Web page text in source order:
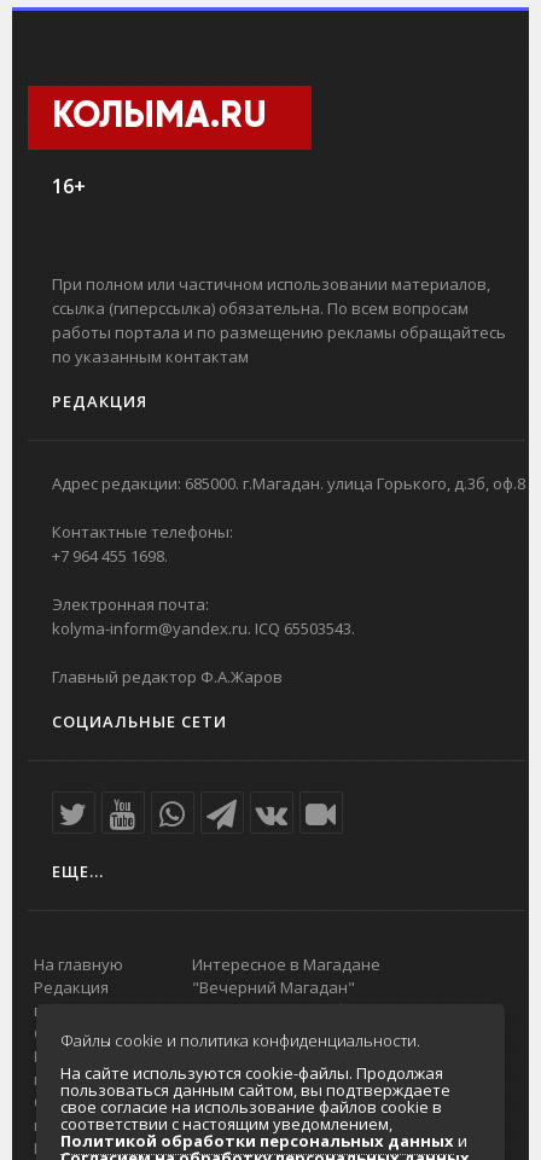
КОЛЫМА.RU
16+
При полном или частичном использовании материалов,
ссылка (гиперссылка) обязательна. По всем вопросам
работы портала и по размещению рекламы обращайтесь
по указанным контактам
РЕДАКЦИЯ
Адрес редакции: 685000. г.Магадан. улица Горького, д.3б, оф.8
Контактные телефоны:
+7 964 455 1698.
Электронная почта:
kolyma-inform@yandex.ru. ICQ 65503543.
Главный редактор Ф.А.Жаров
СОЦИАЛЬНЫЕ СЕТИ
ЕЩЕ...
На главную
Редакция
портала
О проекте
Реклама на
портале
Отзывы и
предложения
Интернет-
Интересное в Магадане
"Вечерний Магадан"
Городская доска объявлений
Главный туристический портал
Колымы
Политика в отношении обработки
персональных данных
Согласие на обработку персональных
Файлы cookie и политика конфиденциальности.
На сайте используются cookie-файлы. Продолжая
пользоваться данным сайтом, вы подтверждаете
свое согласие на использование файлов cookie в
соответствии с настоящим уведомлением,
Политикой обработки персональных данныхи